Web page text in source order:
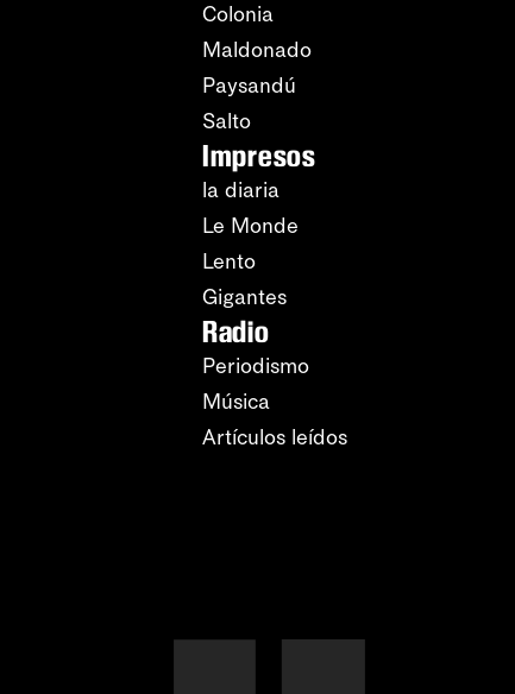
Colonia
Maldonado
Paysandú
Salto
Impresos
la diaria
Le Monde
Lento
Gigantes
Radio
Periodismo
Música
Artículos leídos